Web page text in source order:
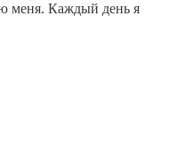
меня. Каждый день я